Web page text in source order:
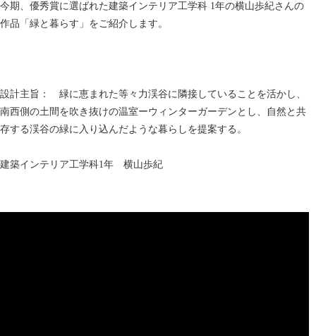
今期、優秀賞に選ばれた建築インテリア工学科 1年の横山歩紀さんの
作品「緑と暮らす」をご紹介します。
設計主旨： 緑に恵まれた等々力渓谷に隣接していることを活かし、
南西側の土間を吹き抜けの温室ーウィンターガーデンとし、自然と共
存する渓谷の緑に入り込んだような暮らしを提案する。
建築インテリア工学科1年 横山歩紀